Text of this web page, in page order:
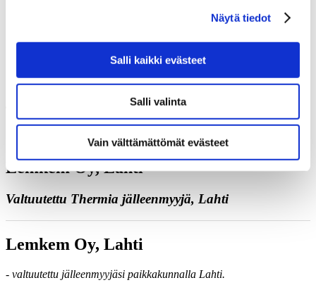
Näytä tiedot
Salli kaikki evästeet
Salli valinta
Vain välttämättömät evästeet
Varaa kartoituskäynti
Lemkem Oy, Lahti
Valtuutettu Thermia jälleenmyyjä, Lahti
Lemkem Oy, Lahti
- valtuutettu jälleenmyyjäsi paikkakunnalla Lahti.